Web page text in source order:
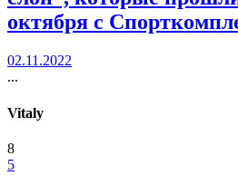
октября с
02.11.2022
...
Vitaly
8
5